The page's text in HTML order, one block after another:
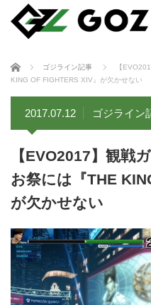
ホーム ゴジライン記事
【
KING OF FIGHTERS XIV』が欠かせない
2017.07.12 ゴジライン
【EVO2017】観戦
お祭には『THE
が欠かせない